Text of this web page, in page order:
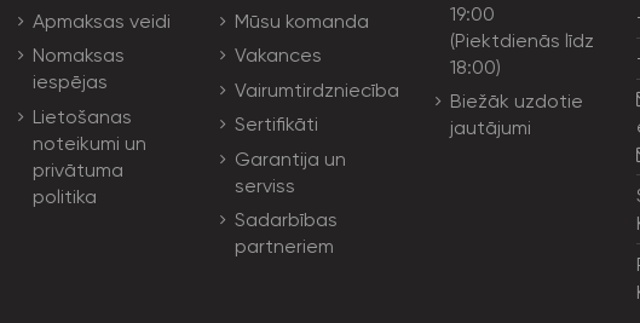
Apmaksas veidi
Nomaksas
iespējas
Lietošanas
noteikumi un
privātuma
politika
Mūsu komanda
Vakances
Vairumtirdzniecība
Sertifikāti
Garantija un
serviss
Sadarbības
partneriem
19:00
(Piektdienās līdz
18:00)
Biežāk uzdotie
jautājumi